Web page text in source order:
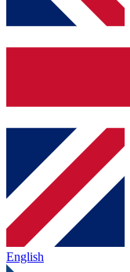
English